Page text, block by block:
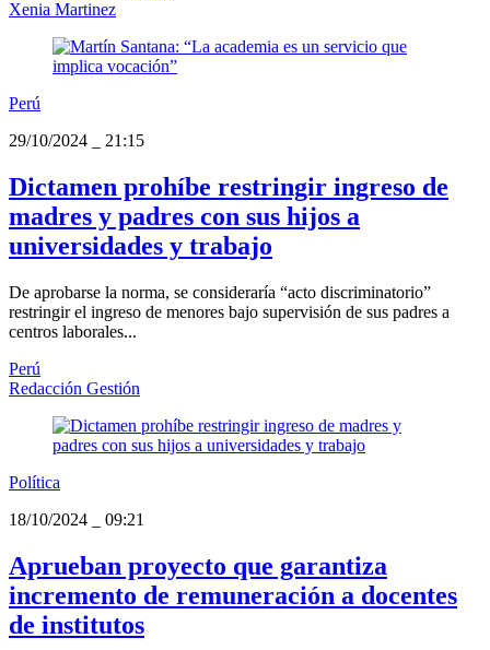
Xenia Martinez
Perú
29/10/2024
21:15
Dictamen prohíbe restringir ingreso de
madres y padres con sus hijos a
universidades y trabajo
De aprobarse la norma, se consideraría “acto discriminatorio”
restringir el ingreso de menores bajo supervisión de sus padres a
centros laborales...
Perú
Redacción Gestión
Política
18/10/2024
09:21
Aprueban proyecto que garantiza
incremento de remuneración a docentes
de institutos